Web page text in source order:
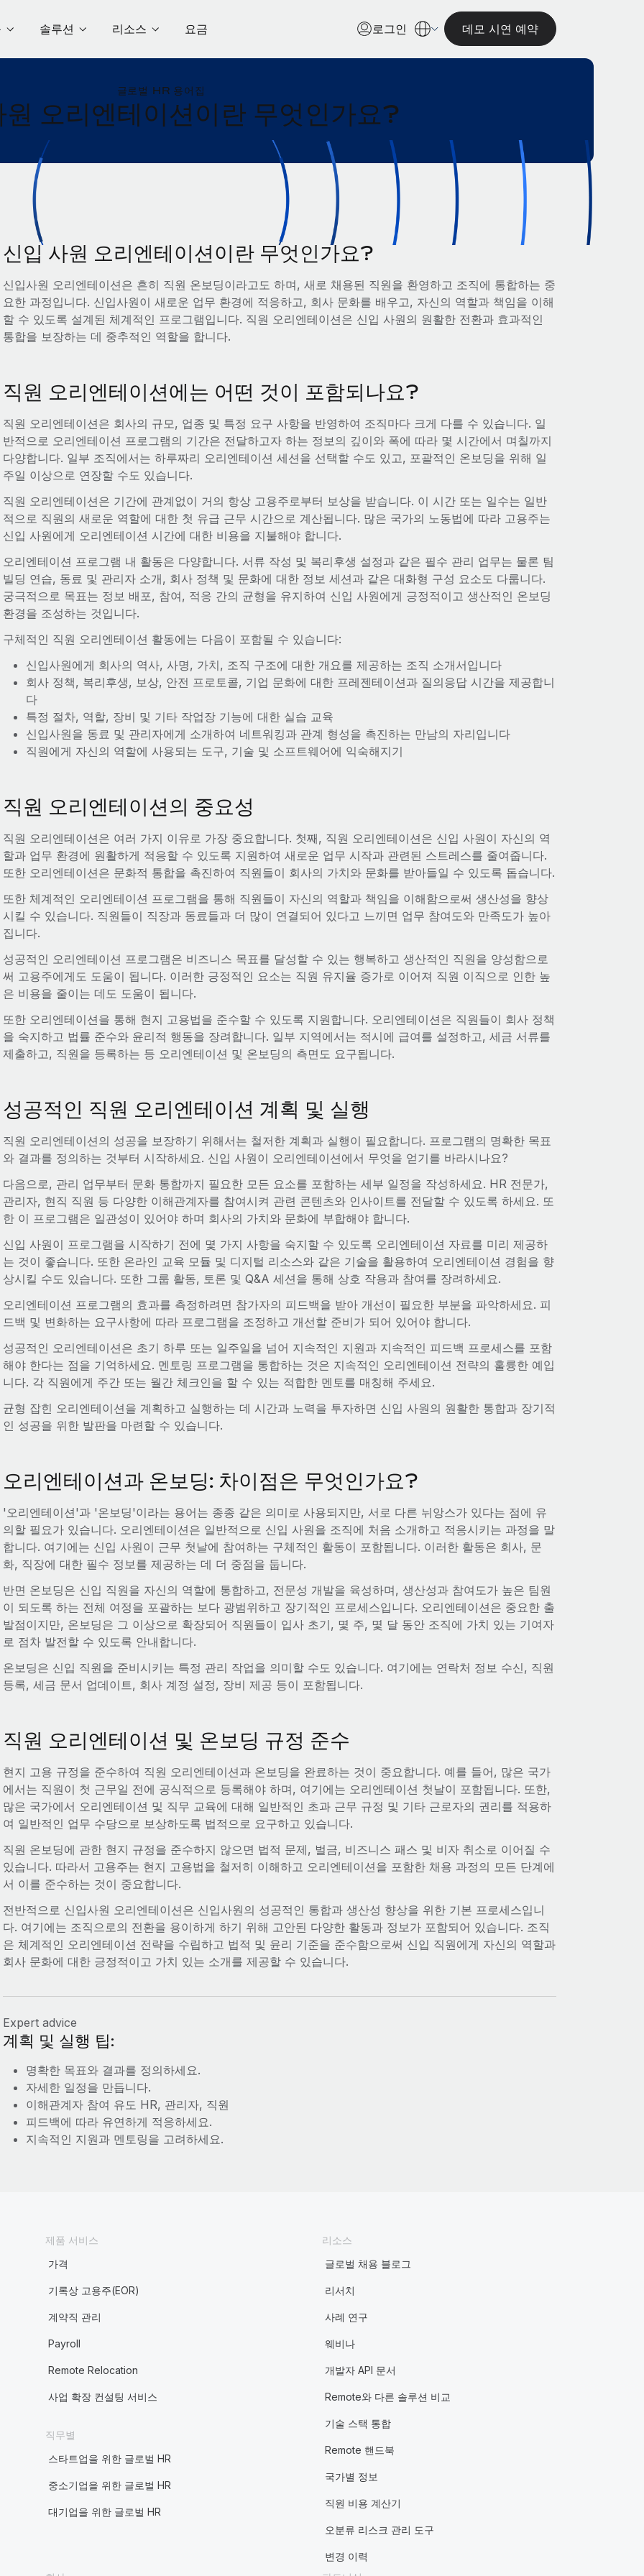
솔루션 리소스 요금 로그인 데모 시연 예약
글로벌 HR 용어집
오리엔테이션이란 무엇인가요?
신입 사원 오리엔테이션이란 무엇인가요?
신입사원 오리엔테이션은 흔히 직원 온보딩이라고도 하며, 새로 채용된 직원을 환영하고 조직에 통합하는 중
요한 과정입니다. 신입사원이 새로운 업무 환경에 적응하고, 회사 문화를 배우고, 자신의 역할과 책임을 이해
할 수 있도록 설계된 체계적인 프로그램입니다. 직원 오리엔테이션은 신입 사원의 원활한 전환과 효과적인
통합을 보장하는 데 중추적인 역할을 합니다.
직원 오리엔테이션에는 어떤 것이 포함되나요?
직원 오리엔테이션은 회사의 규모, 업종 및 특정 요구 사항을 반영하여 조직마다 크게 다를 수 있습니다. 일
반적으로 오리엔테이션 프로그램의 기간은 전달하고자 하는 정보의 깊이와 폭에 따라 몇 시간에서 며칠까지
다양합니다. 일부 조직에서는 하루짜리 오리엔테이션 세션을 선택할 수도 있고, 포괄적인 온보딩을 위해 일
주일 이상으로 연장할 수도 있습니다.
직원 오리엔테이션은 기간에 관계없이 거의 항상 고용주로부터 보상을 받습니다. 이 시간 또는 일수는 일반
적으로 직원의 새로운 역할에 대한 첫 유급 근무 시간으로 계산됩니다. 많은 국가의 노동법에 따라 고용주는
신입 사원에게 오리엔테이션 시간에 대한 비용을 지불해야 합니다.
오리엔테이션 프로그램 내 활동은 다양합니다. 서류 작성 및 복리후생 설정과 같은 필수 관리 업무는 물론 팀
빌딩 연습, 동료 및 관리자 소개, 회사 정책 및 문화에 대한 정보 세션과 같은 대화형 구성 요소도 다룹니다.
궁극적으로 목표는 정보 배포, 참여, 적응 간의 균형을 유지하여 신입 사원에게 긍정적이고 생산적인 온보딩
환경을 조성하는 것입니다.
구체적인 직원 오리엔테이션 활동에는 다음이 포함될 수 있습니다:
신입사원에게 회사의 역사, 사명, 가치, 조직 구조에 대한 개요를 제공하는 조직 소개서입니다
회사 정책, 복리후생, 보상, 안전 프로토콜, 기업 문화에 대한 프레젠테이션과 질의응답 시간을 제공합니
다
특정 절차, 역할, 장비 및 기타 작업장 기능에 대한 실습 교육
신입사원을 동료 및 관리자에게 소개하여 네트워킹과 관계 형성을 촉진하는 만남의 자리입니다
직원에게 자신의 역할에 사용되는 도구, 기술 및 소프트웨어에 익숙해지기
직원 오리엔테이션의 중요성
직원 오리엔테이션은 여러 가지 이유로 가장 중요합니다. 첫째, 직원 오리엔테이션은 신입 사원이 자신의 역
할과 업무 환경에 원활하게 적응할 수 있도록 지원하여 새로운 업무 시작과 관련된 스트레스를 줄여줍니다.
또한 오리엔테이션은 문화적 통합을 촉진하여 직원들이 회사의 가치와 문화를 받아들일 수 있도록 돕습니다.
또한 체계적인 오리엔테이션 프로그램을 통해 직원들이 자신의 역할과 책임을 이해함으로써 생산성을 향상
시킬 수 있습니다. 직원들이 직장과 동료들과 더 많이 연결되어 있다고 느끼면 업무 참여도와 만족도가 높아
집니다.
성공적인 오리엔테이션 프로그램은 비즈니스 목표를 달성할 수 있는 행복하고 생산적인 직원을 양성함으로
써 고용주에게도 도움이 됩니다. 이러한 긍정적인 요소는 직원 유지율 증가로 이어져 직원 이직으로 인한 높
은 비용을 줄이는 데도 도움이 됩니다.
또한 오리엔테이션을 통해 현지 고용법을 준수할 수 있도록 지원합니다. 오리엔테이션은 직원들이 회사 정책
을 숙지하고 법률 준수와 윤리적 행동을 장려합니다. 일부 지역에서는 적시에 급여를 설정하고, 세금 서류를
제출하고, 직원을 등록하는 등 오리엔테이션 및 온보딩의 측면도 요구됩니다.
성공적인 직원 오리엔테이션 계획 및 실행
직원 오리엔테이션의 성공을 보장하기 위해서는 철저한 계획과 실행이 필요합니다. 프로그램의 명확한 목표
와 결과를 정의하는 것부터 시작하세요. 신입 사원이 오리엔테이션에서 무엇을 얻기를 바라시나요?
다음으로, 관리 업무부터 문화 통합까지 필요한 모든 요소를 포함하는 세부 일정을 작성하세요. HR 전문가,
관리자, 현직 직원 등 다양한 이해관계자를 참여시켜 관련 콘텐츠와 인사이트를 전달할 수 있도록 하세요. 또
한 이 프로그램은 일관성이 있어야 하며 회사의 가치와 문화에 부합해야 합니다.
신입 사원이 프로그램을 시작하기 전에 몇 가지 사항을 숙지할 수 있도록 오리엔테이션 자료를 미리 제공하
는 것이 좋습니다. 또한 온라인 교육 모듈 및 디지털 리소스와 같은 기술을 활용하여 오리엔테이션 경험을 향
상시킬 수도 있습니다. 또한 그룹 활동, 토론 및 Q&A 세션을 통해 상호 작용과 참여를 장려하세요.
오리엔테이션 프로그램의 효과를 측정하려면 참가자의 피드백을 받아 개선이 필요한 부분을 파악하세요. 피
드백 및 변화하는 요구사항에 따라 프로그램을 조정하고 개선할 준비가 되어 있어야 합니다.
성공적인 오리엔테이션은 초기 하루 또는 일주일을 넘어 지속적인 지원과 지속적인 피드백 프로세스를 포함
해야 한다는 점을 기억하세요. 멘토링 프로그램을 통합하는 것은 지속적인 오리엔테이션 전략의 훌륭한 예입
니다. 각 직원에게 주간 또는 월간 체크인을 할 수 있는 적합한 멘토를 매칭해 주세요.
균형 잡힌 오리엔테이션을 계획하고 실행하는 데 시간과 노력을 투자하면 신입 사원의 원활한 통합과 장기적
인 성공을 위한 발판을 마련할 수 있습니다.
오리엔테이션과 온보딩: 차이점은 무엇인가요?
'오리엔테이션'과 '온보딩'이라는 용어는 종종 같은 의미로 사용되지만, 서로 다른 뉘앙스가 있다는 점에 유
의할 필요가 있습니다. 오리엔테이션은 일반적으로 신입 사원을 조직에 처음 소개하고 적응시키는 과정을 말
합니다. 여기에는 신입 사원이 근무 첫날에 참여하는 구체적인 활동이 포함됩니다. 이러한 활동은 회사, 문
화, 직장에 대한 필수 정보를 제공하는 데 더 중점을 둡니다.
반면 온보딩은 신입 직원을 자신의 역할에 통합하고, 전문성 개발을 육성하며, 생산성과 참여도가 높은 팀원
이 되도록 하는 전체 여정을 포괄하는 보다 광범위하고 장기적인 프로세스입니다. 오리엔테이션은 중요한 출
발점이지만, 온보딩은 그 이상으로 확장되어 직원들이 입사 초기, 몇 주, 몇 달 동안 조직에 가치 있는 기여자
로 점차 발전할 수 있도록 안내합니다.
온보딩은 신입 직원을 준비시키는 특정 관리 작업을 의미할 수도 있습니다. 여기에는 연락처 정보 수신, 직원
등록, 세금 문서 업데이트, 회사 계정 설정, 장비 제공 등이 포함됩니다.
직원 오리엔테이션 및 온보딩 규정 준수
현지 고용 규정을 준수하여 직원 오리엔테이션과 온보딩을 완료하는 것이 중요합니다. 예를 들어, 많은 국가
에서는 직원이 첫 근무일 전에 공식적으로 등록해야 하며, 여기에는 오리엔테이션 첫날이 포함됩니다. 또한,
많은 국가에서 오리엔테이션 및 직무 교육에 대해 일반적인 초과 근무 규정 및 기타 근로자의 권리를 적용하
여 일반적인 업무 수당으로 보상하도록 법적으로 요구하고 있습니다.
직원 온보딩에 관한 현지 규정을 준수하지 않으면 법적 문제, 벌금, 비즈니스 패스 및 비자 취소로 이어질 수
있습니다. 따라서 고용주는 현지 고용법을 철저히 이해하고 오리엔테이션을 포함한 채용 과정의 모든 단계에
서 이를 준수하는 것이 중요합니다.
전반적으로 신입사원 오리엔테이션은 신입사원의 성공적인 통합과 생산성 향상을 위한 기본 프로세스입니
다. 여기에는 조직으로의 전환을 용이하게 하기 위해 고안된 다양한 활동과 정보가 포함되어 있습니다. 조직
은 체계적인 오리엔테이션 전략을 수립하고 법적 및 윤리 기준을 준수함으로써 신입 직원에게 자신의 역할과
회사 문화에 대한 긍정적이고 가치 있는 소개를 제공할 수 있습니다.
Expert advice
계획 및 실행 팁:
명확한 목표와 결과를 정의하세요.
자세한 일정을 만듭니다.
이해관계자 참여 유도 HR, 관리자, 직원
피드백에 따라 유연하게 적응하세요.
지속적인 지원과 멘토링을 고려하세요.
제품 서비스
가격
기록상 고용주(EOR)
계약직 관리
Payroll
Remote Relocation
사업 확장 컨설팅 서비스
직무별
스타트업을 위한 글로벌 HR
중소기업을 위한 글로벌 HR
대기업을 위한 글로벌 HR
리소스
글로벌 채용 블로그
리서치
사례 연구
웨비나
개발자 API 문서
Remote와 다른 솔루션 비교
기술 스택 통합
Remote 핸드북
국가별 정보
직원 비용 계산기
오분류 리스크 관리 도구
변경 이력